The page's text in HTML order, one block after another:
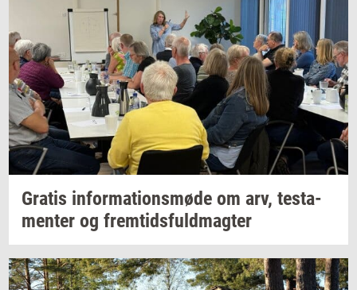
Gra­tis in­for­ma­tions­mø­de om arv, te­sta­
men­ter og frem­tids­fuld­mag­ter